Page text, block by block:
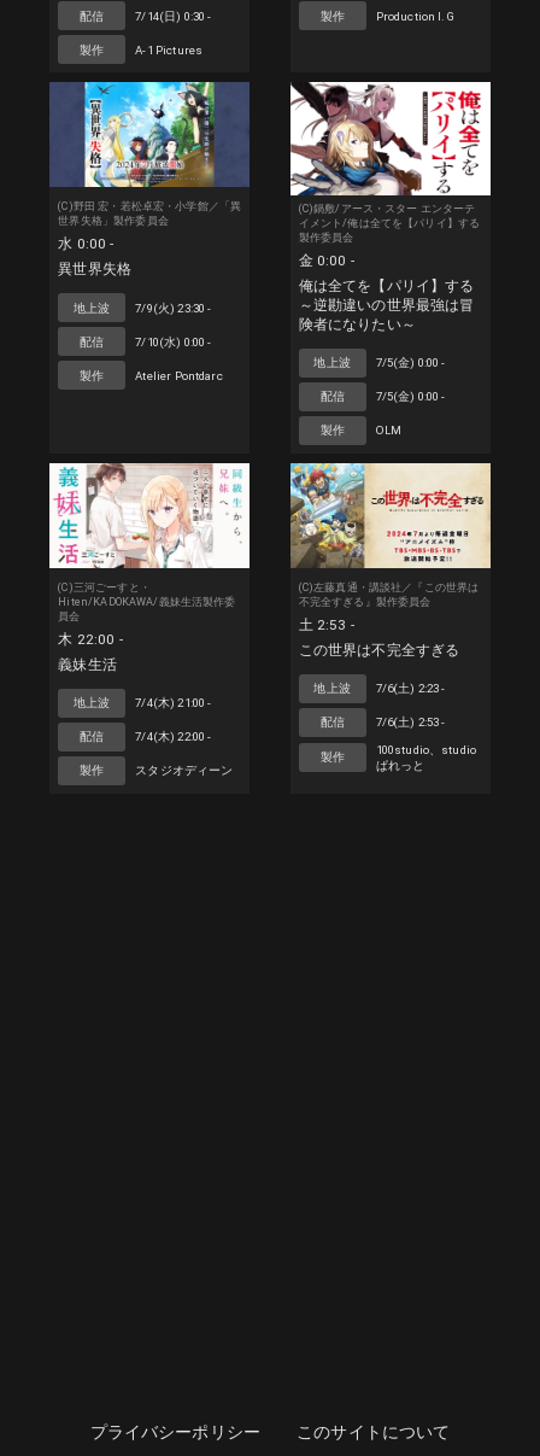
配信 7/14(日) 0:30 -
製作 A-1 Pictures
製作 Production I.G
(C)野田 宏・若松卓宏・小学館／「異
世界失格」製作委員会
水 0:00 -
異世界失格
地上波 7/9(火) 23:30 -
配信 7/10(水) 0:00 -
製作 Atelier Pontdarc
(C)鍋敷/アース・スター エンターテ
イメント/俺は全てを【パリイ】する
製作委員会
金 0:00 -
俺は全てを【パリイ】する
～逆勘違いの世界最強は冒
険者になりたい～
地上波 7/5(金) 0:00 -
配信 7/5(金) 0:00 -
製作 OLM
(C)三河ごーすと・
Hiten/KADOKAWA/義妹生活製作委
員会
木 22:00 -
義妹生活
地上波 7/4(木) 21:00 -
配信 7/4(木) 22:00 -
製作 スタジオディーン
(C)左藤真通・講談社／『この世界は
不完全すぎる』製作委員会
土 2:53 -
この世界は不完全すぎる
地上波 7/6(土) 2:23 -
配信 7/6(土) 2:53 -
製作
100studio、studio
ぱれっと
プライバシーポリシー このサイトについて